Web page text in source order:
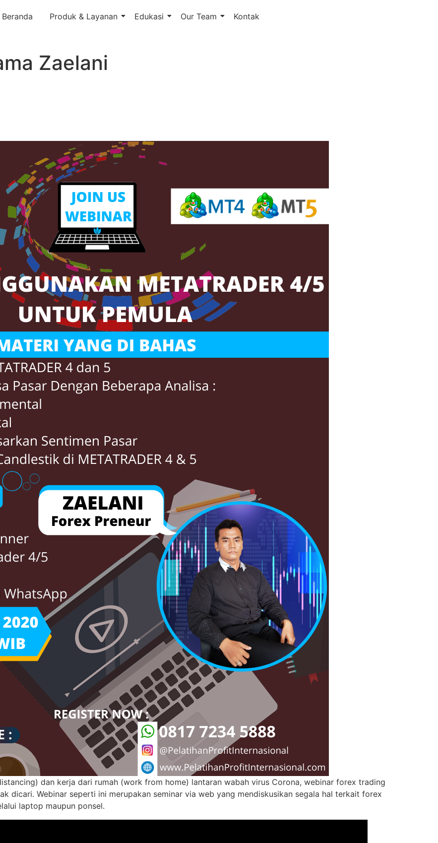
Beranda Produk & Layanan Edukasi Our Team Kontak
Zaelani
dan kerja dari rumah (work from home) lantaran wabah virus Corona, webinar forex trading
dicari. Webinar seperti ini merupakan seminar via web yang mendiskusikan segala hal terkait forex
laptop maupun ponsel.